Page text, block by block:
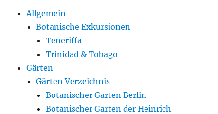
Allgemein
Botanische Exkursionen
Teneriffa
Trinidad & Tobago
Gärten
Gärten Verzeichnis
Botanischer Garten Berlin
Botanischer Garten der Heinrich-